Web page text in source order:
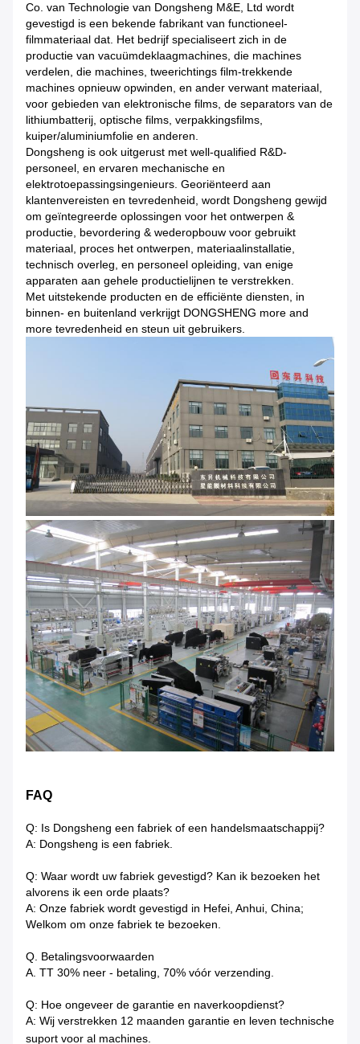
Co. van Technologie van Dongsheng M&E, Ltd wordt
gevestigd is een bekende fabrikant van functioneel-
filmmateriaal dat. Het bedrijf specialiseert zich in de
productie van vacuümdeklaagmachines, die machines
verdelen, die machines, tweerichtings film-trekkende
machines opnieuw opwinden, en ander verwant materiaal,
voor gebieden van elektronische films, de separators van de
lithiumbatterij, optische films, verpakkingsfilms,
kuiper/aluminiumfolie en anderen.
Dongsheng is ook uitgerust met well-qualified R&D-
personeel, en ervaren mechanische en
elektrotoepassingsingenieurs. Georiënteerd aan
klantenvereisten en tevredenheid, wordt Dongsheng gewijd
om geïntegreerde oplossingen voor het ontwerpen &
productie, bevordering & wederopbouw voor gebruikt
materiaal, proces het ontwerpen, materiaalinstallatie,
technisch overleg, en personeel opleiding, van enige
apparaten aan gehele productielijnen te verstrekken.
Met uitstekende producten en de efficiënte diensten, in
binnen- en buitenland verkrijgt DONGSHENG more and
more tevredenheid en steun uit gebruikers.
FAQ
Q: Is Dongsheng een fabriek of een handelsmaatschappij?
A: Dongsheng is een fabriek.
Q: Waar wordt uw fabriek gevestigd? Kan ik bezoeken het
alvorens ik een orde plaats?
A: Onze fabriek wordt gevestigd in Hefei, Anhui, China;
Welkom om onze fabriek te bezoeken.
Q. Betalingsvoorwaarden
A. TT 30% neer - betaling, 70% vóór verzending.
Q: Hoe ongeveer de garantie en naverkoopdienst?
A: Wij verstrekken 12 maanden garantie en leven technische
suport voor al machines.